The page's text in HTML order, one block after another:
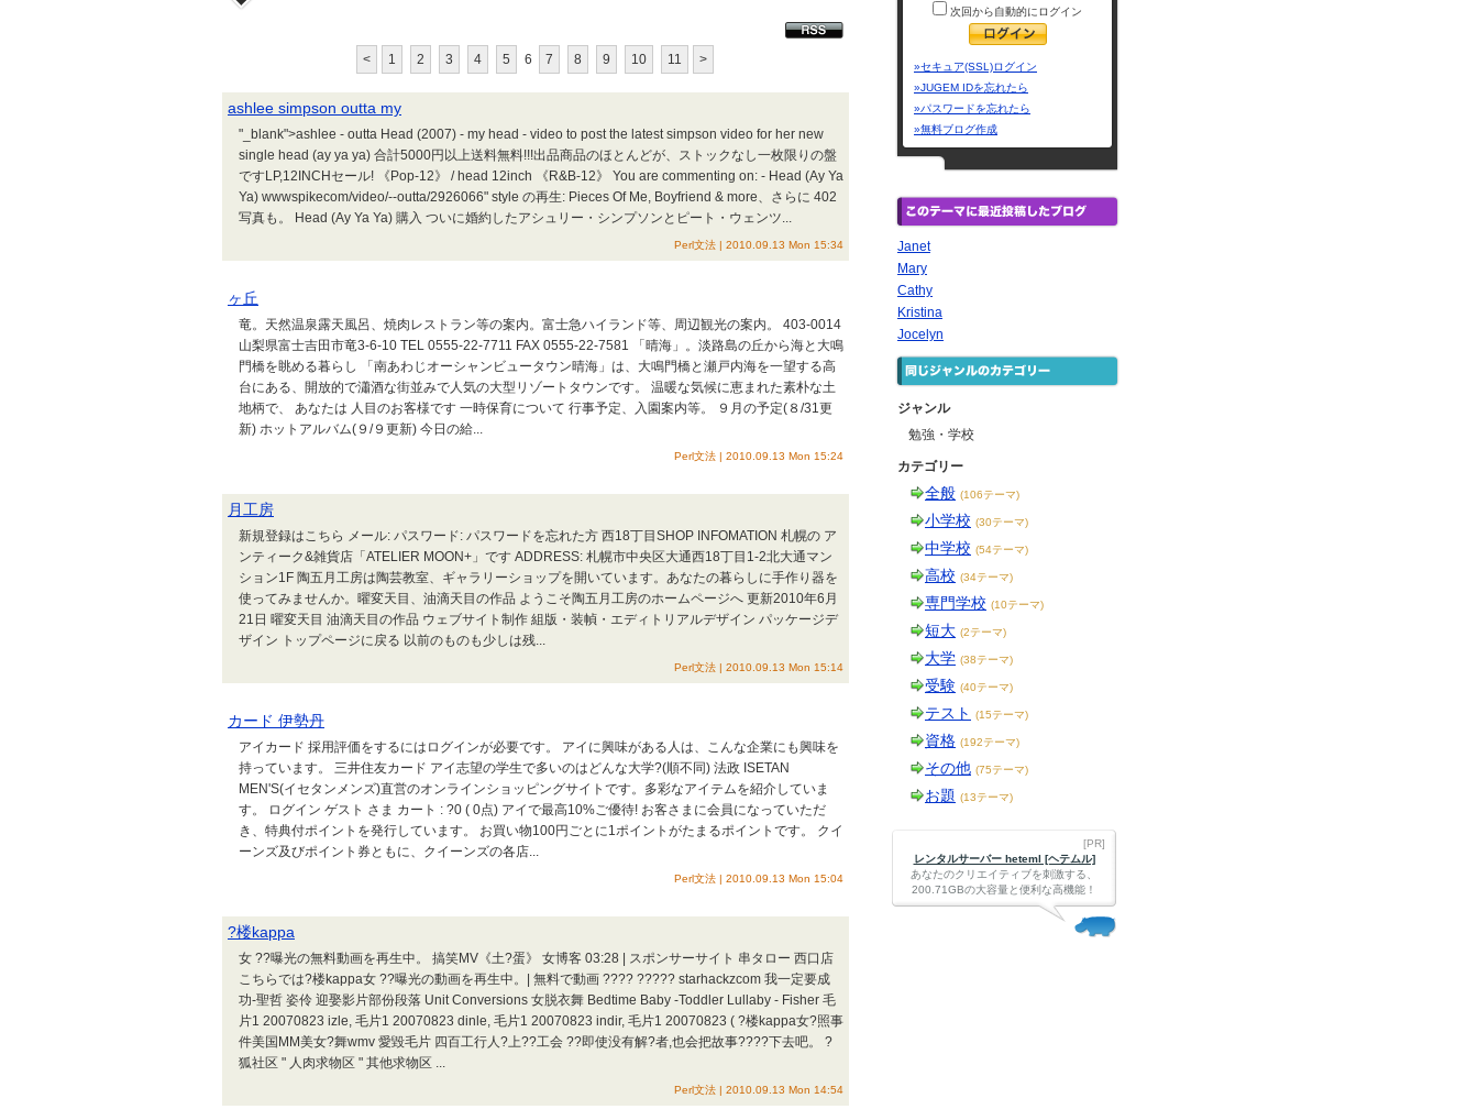
< 1 2 3 4 5 6 7 8 9 10 11 >
ashlee simpson outta my
"_blank">ashlee - outta Head (2007) - my head - video to post the latest simpson video for her new
single head (ay ya ya) 合計5000円以上送料無料!!!出品商品のほとんどが、ストックなし一枚限りの盤
ですLP,12INCHセール! 《Pop-12》 / head 12inch 《R&B-12》 You are commenting on: - Head (Ay Ya
Ya) wwwspikecom/video/--outta/2926066" style の再生: Pieces Of Me, Boyfriend & more、さらに 402
写真も。 Head (Ay Ya Ya) 購入 ついに婚約したアシュリー・シンプソンとピート・ウェンツ...
Perl文法 | 2010.09.13 Mon 15:34
ヶ丘
竜。天然温泉露天風呂、焼肉レストラン等の案内。富士急ハイランド等、周辺観光の案内。 403-0014
山梨県富士吉田市竜3-6-10 TEL 0555-22-7711 FAX 0555-22-7581 「晴海」。淡路島の丘から海と大鳴
門橋を眺める暮らし 「南あわじオーシャンビュータウン晴海」は、大鳴門橋と瀬戸内海を一望する高
台にある、開放的で瀟酒な街並みで人気の大型リゾートタウンです。 温暖な気候に恵まれた素朴な土
地柄で、 あなたは 人目のお客様です 一時保育について 行事予定、入園案内等。 ９月の予定(８/31更
新) ホットアルバム(９/９更新) 今日の給...
Perl文法 | 2010.09.13 Mon 15:24
月工房
新規登録はこちら メール: パスワード: パスワードを忘れた方 西18丁目SHOP INFOMATION 札幌の ア
ンティーク&雑貨店「ATELIER MOON+」です ADDRESS: 札幌市中央区大通西18丁目1-2北大通マン
ション1F 陶五月工房は陶芸教室、ギャラリーショップを開いています。あなたの暮らしに手作り器を
使ってみませんか。曜変天目、油滴天目の作品 ようこそ陶五月工房のホームページへ 更新2010年6月
21日 曜変天目 油滴天目の作品 ウェブサイト制作 組版・装幀・エディトリアルデザイン パッケージデ
ザイン トップページに戻る 以前のものも少しは残...
Perl文法 | 2010.09.13 Mon 15:14
カード 伊勢丹
アイカード 採用評価をするにはログインが必要です。 アイに興味がある人は、こんな企業にも興味を
持っています。 三井住友カード アイ志望の学生で多いのはどんな大学?(順不同) 法政 ISETAN
MEN'S(イセタンメンズ)直営のオンラインショッピングサイトです。多彩なアイテムを紹介していま
す。 ログイン ゲスト さま カート : ?0 ( 0点) アイで最高10%ご優待! お客さまに会員になっていただ
き、特典付ポイントを発行しています。 お買い物100円ごとに1ポイントがたまるポイントです。 クイ
ーンズ及びポイント券ともに、クイーンズの各店...
Perl文法 | 2010.09.13 Mon 15:04
?楼kappa
女 ??曝光の無料動画を再生中。 搞笑MV《土?蛋》 女博客 03:28 | スポンサーサイト 串タロー 西口店
こちらでは?楼kappa女 ??曝光の動画を再生中。| 無料で動画 ???? ????? starhackzcom 我一定要成
功-聖哲 姿伶 迎娶影片部份段落 Unit Conversions 女脱衣舞 Bedtime Baby -Toddler Lullaby - Fisher 毛
片1 20070823 izle, 毛片1 20070823 dinle, 毛片1 20070823 indir, 毛片1 20070823 ( ?楼kappa女?照事
件美国MM美女?舞wmv 愛毀毛片 四百工行人?上??工会 ??即使没有解?者,也会把故事????下去吧。 ?
狐社区 " 人肉求物区 " 其他求物区 ...
Perl文法 | 2010.09.13 Mon 14:54
次回から自動的にログイン
»セキュア(SSL)ログイン
»JUGEM IDを忘れたら
»パスワードを忘れたら
»無料ブログ作成
Janet
Mary
Cathy
Kristina
Jocelyn
ジャンル
勉強・学校
カテゴリー
全般 (106テーマ)
小学校 (30テーマ)
中学校 (54テーマ)
高校 (34テーマ)
専門学校 (10テーマ)
短大 (2テーマ)
大学 (38テーマ)
受験 (40テーマ)
テスト (15テーマ)
資格 (192テーマ)
その他 (75テーマ)
お題 (13テーマ)
[PR]
レンタルサーバー heteml [ヘテムル]
あなたのクリエイティブを刺激する、
200.71GBの大容量と便利な高機能！